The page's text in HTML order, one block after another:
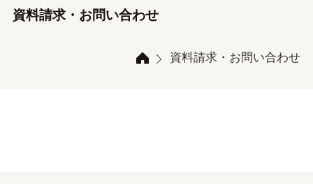
資料請求・お問い合わせ
資料請求・お問い合わせ